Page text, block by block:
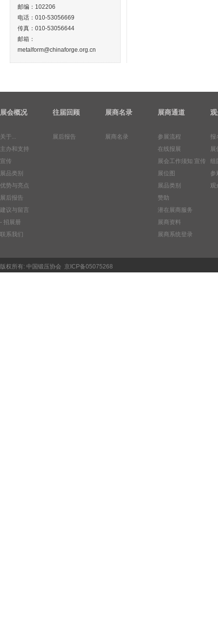
邮编：102206
电话：010-53056669
传真：010-53056644
邮箱：
metalform@chinaforge.org.cn
展会概况
关于...
主办和支持
宣传
展品类别
优势与亮点
展后报告
建议与留言
- 招展册
联系我们
往届回顾
展后报告
展商名录
展商名录
展商通道
参展流程
在线报展
展会工作须知 宣传
展位图
展品类别
赞助
潜在展商服务
展商资料
展商系统登录
报
展
组
参
观
版权所有: 中国锻压协会 京ICP备05075268